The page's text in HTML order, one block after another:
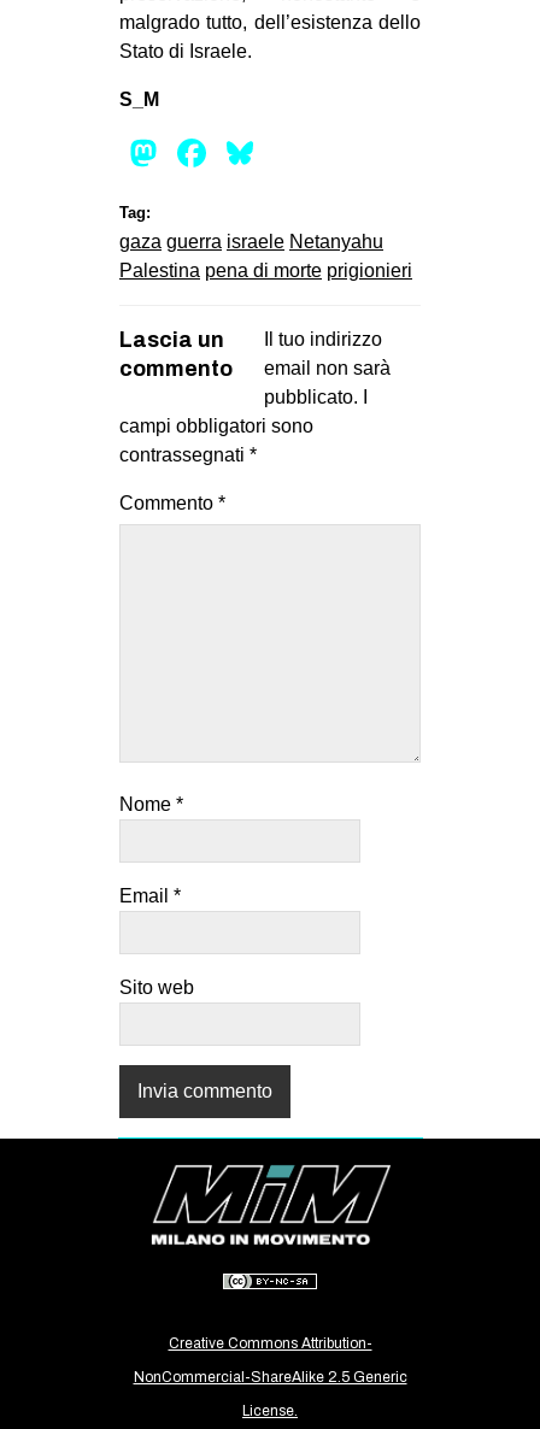
malgrado tutto, dell’esistenza dello
Stato di Israele.
S_M
Mastodon
Facebook
Tag:
gaza guerra israele Netanyahu
Palestina pena di morte prigionieri
Lascia un
commento
Il tuo indirizzo
email non sarà
pubblicato.
campi obbligatori sono
contrassegnati *
Commento *
Nome *
Email *
Sito web
Creative Commons Attribution-
NonCommercial-ShareAlike 2.5 Generic
License.